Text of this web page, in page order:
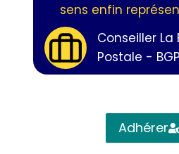
sens enfin
Conseiller La
Postale -
Adhérer